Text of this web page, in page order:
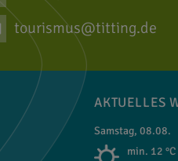
tourismus@titting.de
AKTUELLES
Samstag, 08.08.
min. 12 °C